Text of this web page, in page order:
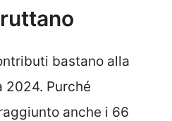
bastano alla
2024. Purché
anche i 66